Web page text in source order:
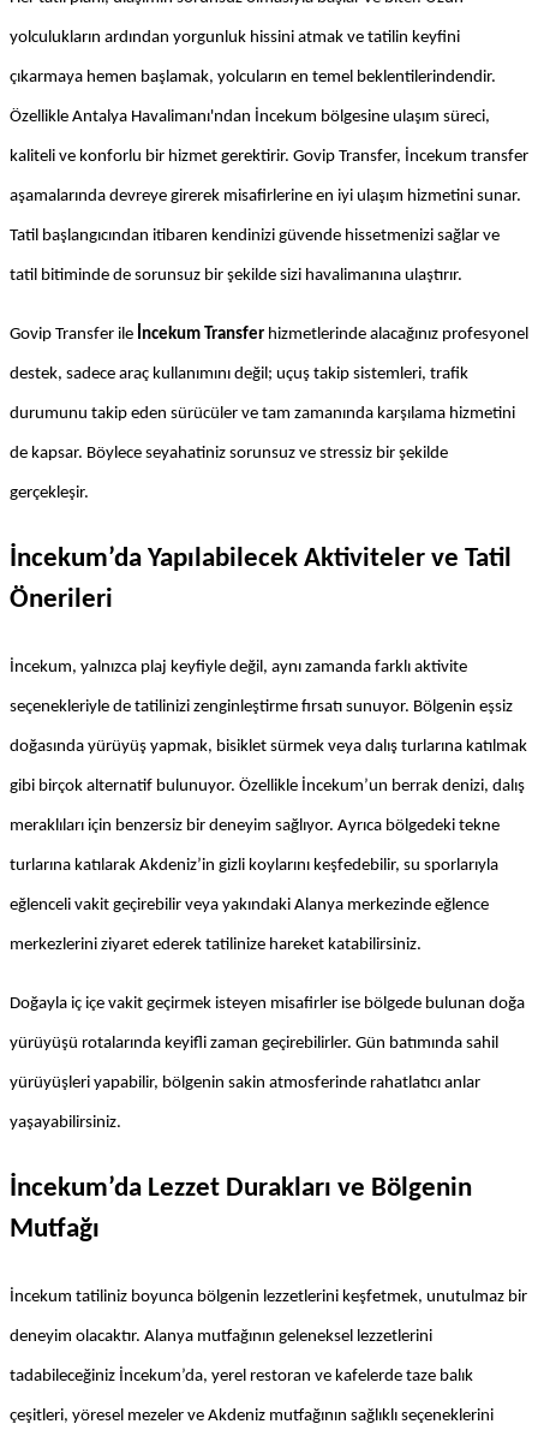
yolculukların ardından yorgunluk hissini atmak ve tatilin keyfini
çıkarmaya hemen başlamak, yolcuların en temel beklentilerindendir.
Özellikle Antalya Havalimanı'ndan İncekum bölgesine ulaşım süreci,
kaliteli ve konforlu bir hizmet gerektirir. Govip Transfer, İncekum transfer
aşamalarında devreye girerek misafirlerine en iyi ulaşım hizmetini sunar.
Tatil başlangıcından itibaren kendinizi güvende hissetmenizi sağlar ve
tatil bitiminde de sorunsuz bir şekilde sizi havalimanına ulaştırır.
Govip Transfer ile İncekum Transfer hizmetlerinde alacağınız profesyonel
destek, sadece araç kullanımını değil; uçuş takip sistemleri, trafik
durumunu takip eden sürücüler ve tam zamanında karşılama hizmetini
de kapsar. Böylece seyahatiniz sorunsuz ve stressiz bir şekilde
gerçekleşir.
İncekum’da Yapılabilecek Aktiviteler ve Tatil
Önerileri
İncekum, yalnızca plaj keyfiyle değil, aynı zamanda farklı aktivite
seçenekleriyle de tatilinizi zenginleştirme fırsatı sunuyor. Bölgenin eşsiz
doğasında yürüyüş yapmak, bisiklet sürmek veya dalış turlarına katılmak
gibi birçok alternatif bulunuyor. Özellikle İncekum’un berrak denizi, dalış
meraklıları için benzersiz bir deneyim sağlıyor. Ayrıca bölgedeki tekne
turlarına katılarak Akdeniz’in gizli koylarını keşfedebilir, su sporlarıyla
eğlenceli vakit geçirebilir veya yakındaki Alanya merkezinde eğlence
merkezlerini ziyaret ederek tatilinize hareket katabilirsiniz.
Doğayla iç içe vakit geçirmek isteyen misafirler ise bölgede bulunan doğa
yürüyüşü rotalarında keyifli zaman geçirebilirler. Gün batımında sahil
yürüyüşleri yapabilir, bölgenin sakin atmosferinde rahatlatıcı anlar
yaşayabilirsiniz.
İncekum’da Lezzet Durakları ve Bölgenin
Mutfağı
İncekum tatiliniz boyunca bölgenin lezzetlerini keşfetmek, unutulmaz bir
deneyim olacaktır. Alanya mutfağının geleneksel lezzetlerini
tadabileceğiniz İncekum’da, yerel restoran ve kafelerde taze balık
çeşitleri, yöresel mezeler ve Akdeniz mutfağının sağlıklı seçeneklerini